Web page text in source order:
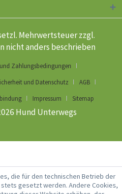
Mehrwertsteuer zzgl.
nicht anders beschrieben
Zahlungsbedingungen
und Datenschutz
AGB
Impressum Sitemap
Hund Unterwegs
die für den technischen Betrieb der
gesetzt werden. Andere Cookies,